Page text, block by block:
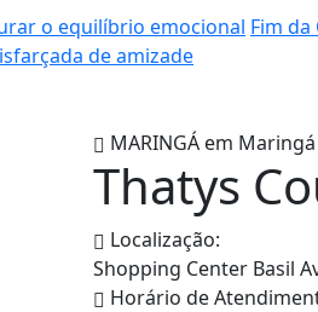
o equilíbrio emocional Fim
de amizade
MARINGÁ em Maringá
Thatys
Localização:
Shopping Center Basil
Horário de